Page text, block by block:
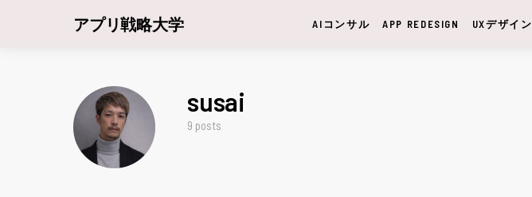
アプリ戦略大学 AIコンサル APP REDESIGN UXデザイン
susai
9 posts